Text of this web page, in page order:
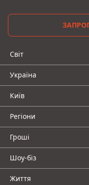
Світ
Україна
Київ
Регіони
Гроші
Шоу-біз
Життя